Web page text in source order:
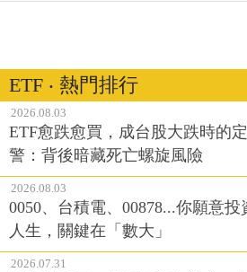
ETF ‧ 熱門排行
2026.08.03
ETF愈跌愈買，成台股大跌時的
警：背後暗藏死亡螺旋風險
2026.08.03
0050、台積電、00878...你願意
人生，關鍵在「數大」
2026.07.31